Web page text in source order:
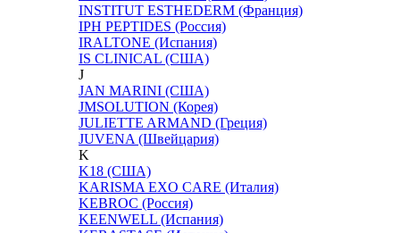
INSTITUT ESTHEDERM (Франция)
IPH PEPTIDES (Россия)
IRALTONE (Испания)
IS CLINICAL (США)
J
JAN MARINI (США)
JMSOLUTION (Корея)
JULIETTE ARMAND (Греция)
JUVENA (Швейцария)
K
K18 (США)
KARISMA EXO CARE (Италия)
KEBROC (Россия)
KEENWELL (Испания)